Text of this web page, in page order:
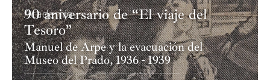
Academia
90 aniversario de “El viaje del
Tesoro”
Manuel de Arpe y la evacuación del
Museo del Prado, 1936 - 1939